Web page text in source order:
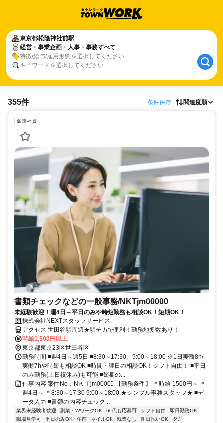
東京都松陰神社前駅
経営・事業企画・人事・事務すべて
特徴/給与/雇用形態を選択してください
キーワードを選択してください
355件 条件保存 関連度順
派遣社員
書類チェックなどの一般事務/NKTjm00000
未経験歓迎！週4日～平日のみや時短勤務も相談OK！短期OK！
株式会社NEXTスタッフサービス
アクセス 世田谷駅周辺★駅チカで便利！勤務地多数あり！
時給1,500円以上
東京都東京23区世田谷区
勤務時間 ■週4日～週5日 ■8:30～17:30、9:00～18:00 ※1日実働8h/
実働7hや時短も相談OK ■時間・曜日の相談OK！シフト自由！ ■平日
のみ勤務(土日祝休み)も可能 ■短期の...
仕事内容 案件No：NＫＴjm00000 【勤務条件】 ＊時給 1500円～ ＊
週4日～ ＊8:30～17:30 9:00～18:00 ★シンプル事務スタッフ★ ■デ
ータ入力 ■書類の内容チェック...
業界未経験者歓迎 副業・WワークOK 60代も応募可 シフト自由
即日勤務OK
職場見学可
平日のみOK 午前 ネイルOK 残業なし 即日払いOK
夕方